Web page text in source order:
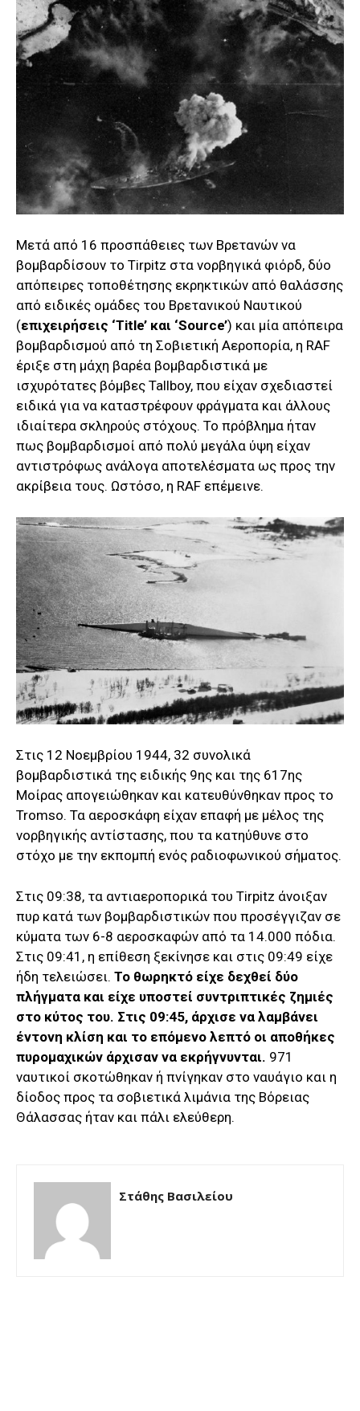
Μετά από 16 προσπάθειες των Βρετανών να
βομβαρδίσουν το Tirpitz στα νορβηγικά φιόρδ, δύο
απόπειρες τοποθέτησης εκρηκτικών από θαλάσσης
από ειδικές ομάδες του Βρετανικού Ναυτικού
(επιχειρήσεις ‘Title’ και ‘Source’) και μία απόπειρα
βομβαρδισμού από τη Σοβιετική Αεροπορία, η RAF
έριξε στη μάχη βαρέα βομβαρδιστικά με
ισχυρότατες βόμβες Tallboy, που είχαν σχεδιαστεί
ειδικά για να καταστρέφουν φράγματα και άλλους
ιδιαίτερα σκληρούς στόχους. Το πρόβλημα ήταν
πως βομβαρδισμοί από πολύ μεγάλα ύψη είχαν
αντιστρόφως ανάλογα αποτελέσματα ως προς την
ακρίβεια τους. Ωστόσο, η RAF επέμεινε.
Στις 12 Νοεμβρίου 1944, 32 συνολικά
βομβαρδιστικά της ειδικής 9ης και της 617ης
Μοίρας απογειώθηκαν και κατευθύνθηκαν προς το
Tromso. Τα αεροσκάφη είχαν επαφή με μέλος της
νορβηγικής αντίστασης, που τα κατηύθυνε στο
στόχο με την εκπομπή ενός ραδιοφωνικού σήματος.
Στις 09:38, τα αντιαεροπορικά του Tirpitz άνοιξαν
πυρ κατά των βομβαρδιστικών που προσέγγιζαν σε
κύματα των 6-8 αεροσκαφών από τα 14.000 πόδια.
Στις 09:41, η επίθεση ξεκίνησε και στις 09:49 είχε
ήδη τελειώσει. Το θωρηκτό είχε δεχθεί δύο
πλήγματα και είχε υποστεί συντριπτικές ζημιές
στο κύτος του. Στις 09:45, άρχισε να λαμβάνει
έντονη κλίση και το επόμενο λεπτό οι αποθήκες
πυρομαχικών άρχισαν να εκρήγνυνται. 971
ναυτικοί σκοτώθηκαν ή πνίγηκαν στο ναυάγιο και η
δίοδος προς τα σοβιετικά λιμάνια της Βόρειας
Θάλασσας ήταν και πάλι ελεύθερη.
Στάθης Βασιλείου